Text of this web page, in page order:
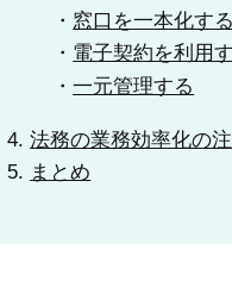
窓口を一本化する
電子契約を利用
一元管理する
法務の業務効率化の
まとめ